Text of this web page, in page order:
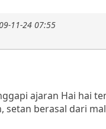
11-24 07:55
ajaran Hai hai
setan berasal dari